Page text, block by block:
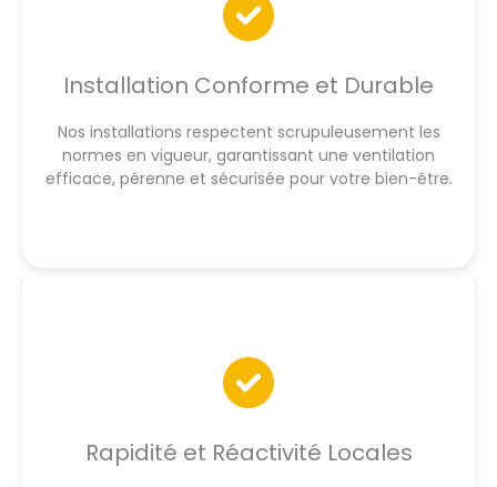
Installation Conforme et Durable
Nos installations respectent scrupuleusement les
normes en vigueur, garantissant une ventilation
efficace, pérenne et sécurisée pour votre bien-être.
Rapidité et Réactivité Locales